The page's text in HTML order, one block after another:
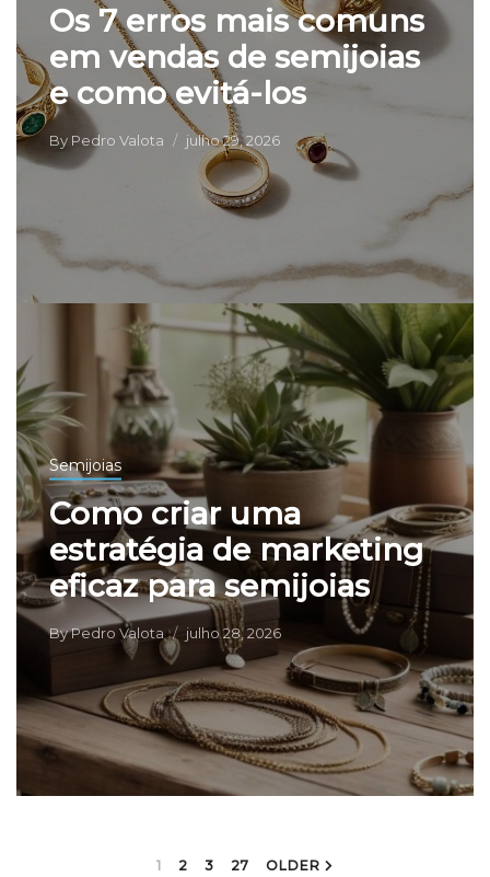
Os 7 erros mais comuns
em vendas de semijoias
e como evitá-los
By Pedro Valota julho 29, 2026
Semijoias
Como criar uma
estratégia de marketing
eficaz para semijoias
ByPedro Valota julho 28, 2026
1 2 3 27 OLDER